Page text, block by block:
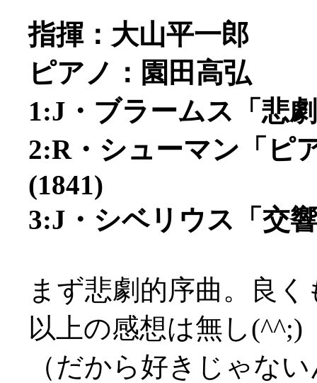
指揮：大山平一郎
ピアノ：園田高弘
1:J・ブラームス「悲
2:R・シューマン「ピ
(1841)
3:J・シベリウス「交
まず悲劇的序曲。良
以上の感想は無し(^^;)
（だから好きじゃな